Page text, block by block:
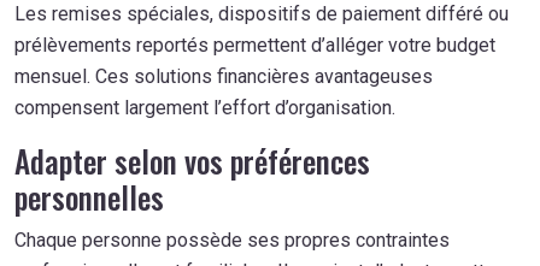
Les remises spéciales, dispositifs de paiement différé ou
prélèvements reportés permettent d’alléger votre budget
mensuel. Ces solutions financières avantageuses
compensent largement l’effort d’organisation.
Adapter selon vos préférences
personnelles
Chaque personne possède ses propres contraintes